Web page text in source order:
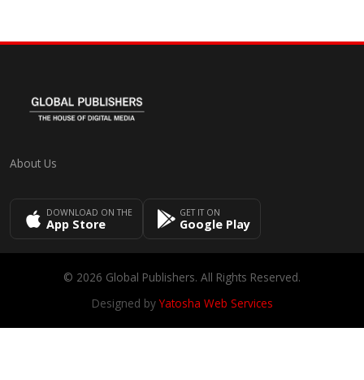
About Us
DOWNLOAD ON THE
App Store
GET IT ON
Google Play
© 2026 Global Publishers. All Rights Reserved.
Designed byYatosha Web Services